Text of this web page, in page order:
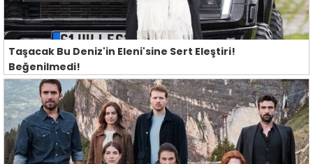
Taşacak Bu Deniz'in Eleni'sine Sert Eleştiri!
Beğenilmedi!